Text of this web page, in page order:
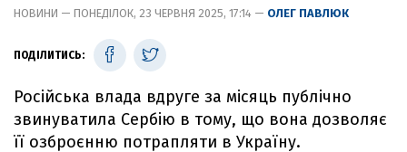
НОВИНИ — ПОНЕДІЛОК, 23 ЧЕРВНЯ 2025, 17:14 — ОЛЕГ ПАВЛЮК
ПОДІЛИТИСЬ:
Російська влада вдруге за місяць публічно
звинуватила Сербію в тому, що вона дозволяє
її озброєнню потрапляти в Україну.